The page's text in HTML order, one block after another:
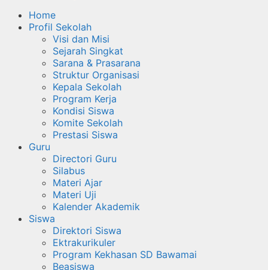
Home
Profil Sekolah
Visi dan Misi
Sejarah Singkat
Sarana & Prasarana
Struktur Organisasi
Kepala Sekolah
Program Kerja
Kondisi Siswa
Komite Sekolah
Prestasi Siswa
Guru
Directori Guru
Silabus
Materi Ajar
Materi Uji
Kalender Akademik
Siswa
Direktori Siswa
Ektrakurikuler
Program Kekhasan SD Bawamai
Beasiswa